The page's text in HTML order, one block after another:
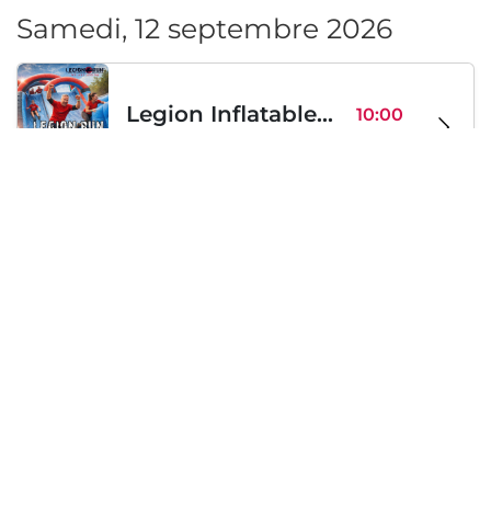
Samedi, 12 septembre 2026
Legion Inflatable Family Run - Sofia 10:00